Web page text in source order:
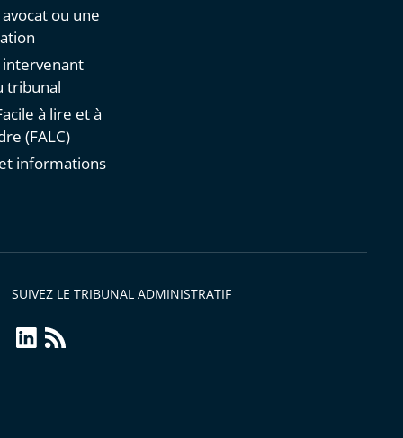
avocat ou une
intervenant
tribunal
à lire et à
(FALC)
informations
SUIVEZ LE TRIBUNAL ADMINISTRATIF
linkedin
Flux
RSS